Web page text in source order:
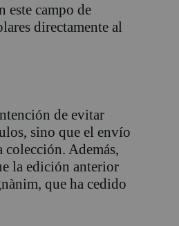
este campo de
directamente al
de evitar
sino que el envío
colección. Además,
la edición anterior
que ha cedido